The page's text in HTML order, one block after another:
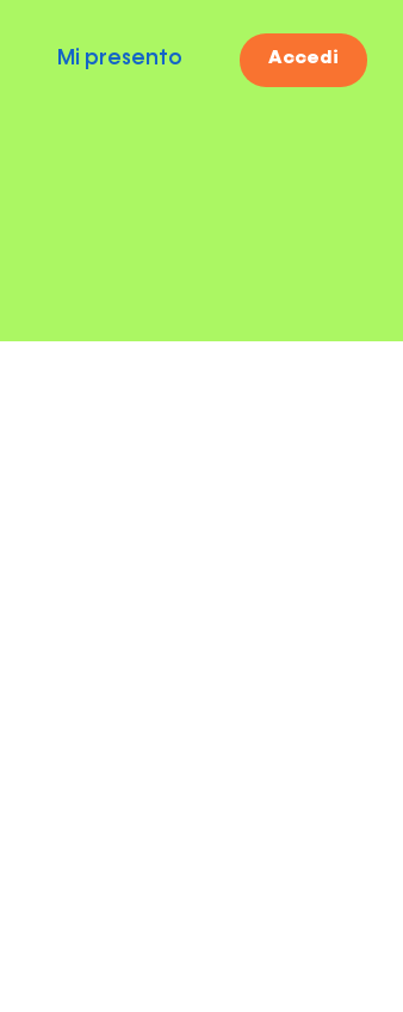
Mi presento Accedi